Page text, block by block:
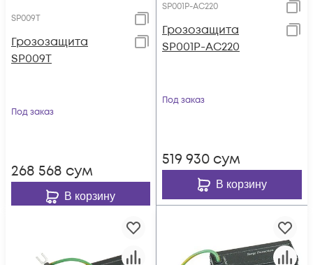
SP009T
Грозозащита
SP009T
Под заказ
268 568 сум
В корзину
SP001P-AC220
Грозозащита
SP001P-AC220
Под заказ
519 930 сум
В корзину